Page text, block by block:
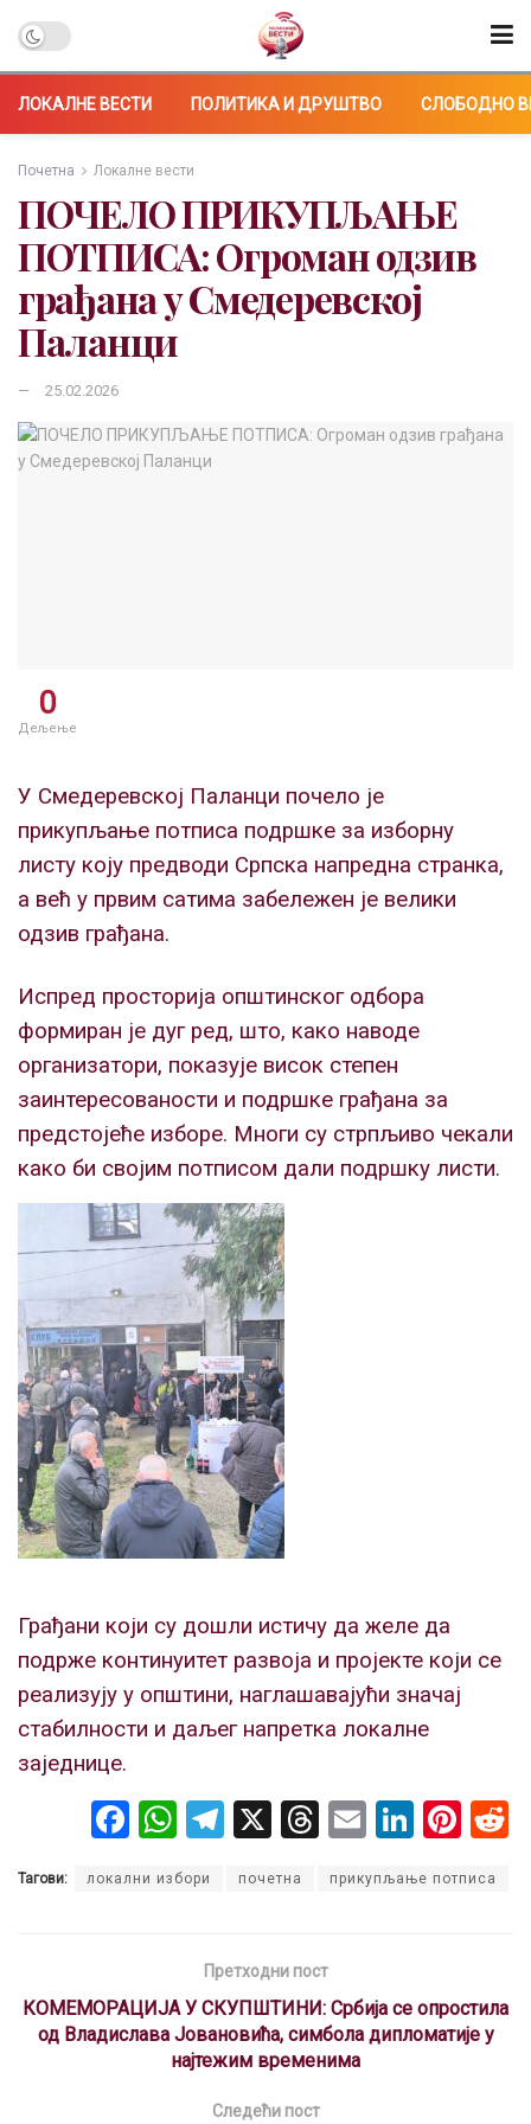
ЛОКАЛНЕ ВЕСТИ ПОЛИТИКА И ДРУШТВО СЛОБОДНО
Почетна Локалне вести
ПОЧЕЛО ПРИКУПЉАЊЕ
ПОТПИСА: Огроман одзив
грађана у Смедеревској
Паланци
25.02.2026
0
Дељење
У Смедеревској Паланци почело је
прикупљање потписа подршке за изборну
листу коју предводи Српска напредна странка,
а већ у првим сатима забележен је велики
одзив грађана.
Испред просторија општинског одбора
формиран је дуг ред, што, како наводе
организатори, показује висок степен
заинтересованости и подршке грађана за
предстојеће изборе. Многи су стрпљиво чекали
како би својим потписом дали подршку листи.
Грађани који су дошли истичу да желе да
подрже континуитет развоја и пројекте који се
реализују у општини, наглашавајући значај
стабилности и даљег напретка локалне
заједнице.
F
ce
o
k
W
at
A
p
p
T
e
a
m
X T
e
s
E
ail
Li
ke
Pi
er
Тагови: локални избори почетна прикупљање потписа
Претходни пост
КОМЕМОРАЦИЈА У СКУПШТИНИ: Србија се опростила
од Владислава Јовановића, симбола дипломатије у
најтежим временима
Следећи пост